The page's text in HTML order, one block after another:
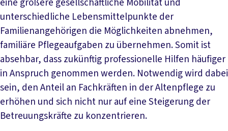
eine größere gesellschaftliche Mobilität und
unterschiedliche Lebensmittelpunkte der
Familienangehörigen die Möglichkeiten abnehmen,
familiäre Pflegeaufgaben zu übernehmen. Somit ist
absehbar, dass zukünftig professionelle Hilfen häufiger
in Anspruch genommen werden. Notwendig wird dabei
sein, den Anteil an Fachkräften in der Altenpflege zu
erhöhen und sich nicht nur auf eine Steigerung der
Betreuungskräfte zu konzentrieren.